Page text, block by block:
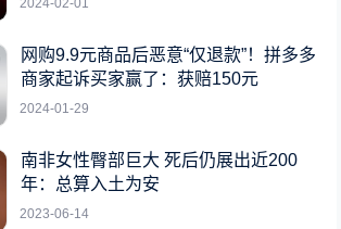
2024-02-01
网购9.9元商品后恶意“仅退款”！拼多多
商家起诉买家赢了：获赔150元
2024-01-29
南非女性臀部巨大 死后仍展出近200
年：总算入土为安
2023-06-14